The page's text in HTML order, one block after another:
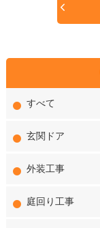
すべて
玄関ドア
外装工事
庭回り工事